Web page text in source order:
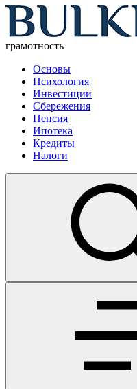
грамотность
Основы
Психология
Инвестиции
Сбережения
Пенсия
Ипотека
Кредиты
Налоги